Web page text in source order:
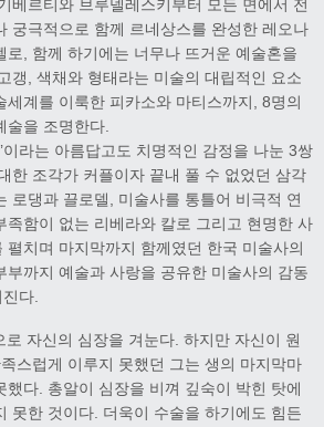
베르티와 브루넬레스키부터 모든 면에서 전
궁극적으로 함께 르네상스를 완성한 레오나
로, 함께 하기에는 너무나 뜨거운 예술혼을
갱, 색채와 형태라는 미술의 대립적인 요소
세계를 이룩한 피카소와 마티스까지, 8명의
술을 조명한다.
이라는 아름답고도 치명적인 감정을 나눈 3쌍
한 조각가 커플이자 끝내 풀 수 없었던 삼각
로댕과 끌로델, 미술사를 통틀어 비극적 연
족함이 없는 리베라와 칼로 그리고 현명한 사
펼치며 마지막까지 함께였던 한국 미술사의
부까지 예술과 사랑을 공유한 미술사의 감동
다.
로 자신의 심장을 겨눈다. 하지만 자신이 원
스럽게 이루지 못했던 그는 생의 마지막마
했다. 총알이 심장을 비껴 깊숙이 박힌 탓에
못한 것이다. 더욱이 수술을 하기에도 힘든